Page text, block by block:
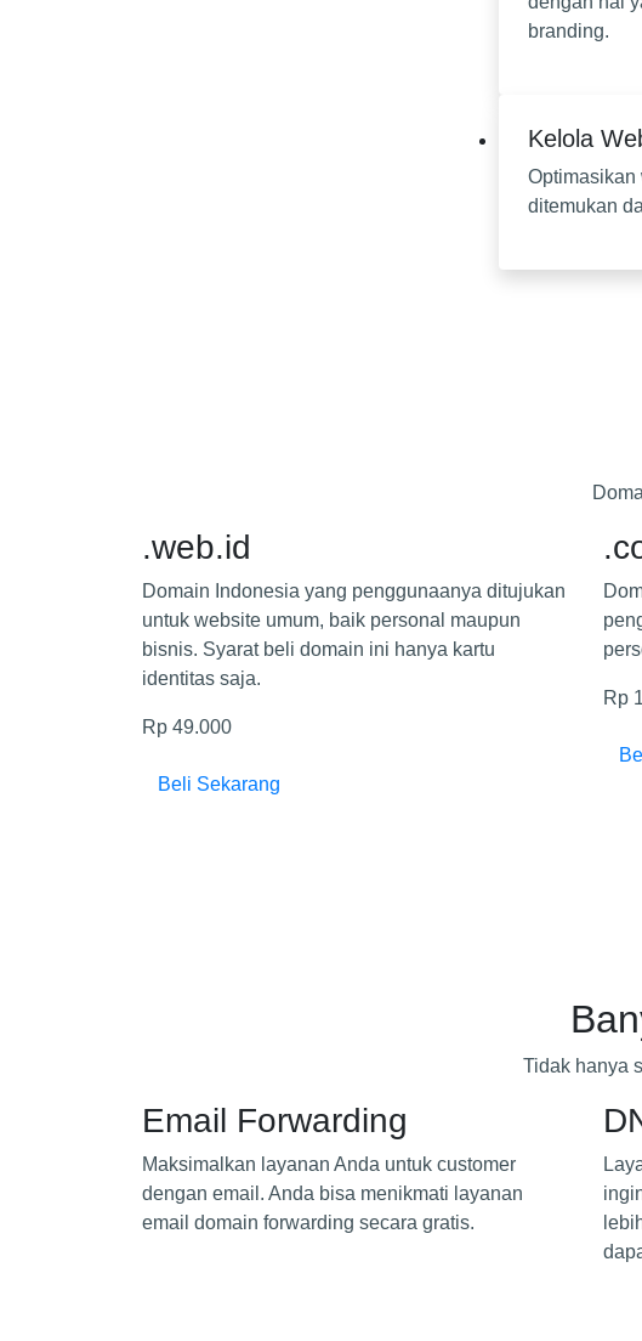
branding.
Kelola
Optimasikan
ditemukan
.web.id
Domain Indonesia yang penggunaanya ditujukan
untuk website umum, baik personal maupun
bisnis. Syarat beli domain ini hanya kartu
identitas saja.
Rp 49.000
Beli Sekarang
Rp
Tidak hanya
Email Forwarding
Maksimalkan layanan Anda untuk customer
dengan email. Anda bisa menikmati layanan
email domain forwarding secara gratis.